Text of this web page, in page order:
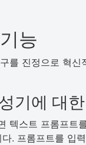
능
를 진정으로 혁신
기에 대
텍스트 프롬프트
. 프롬프트를 입